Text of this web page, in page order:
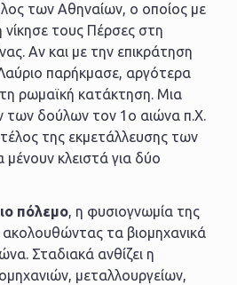
των Αθηναίων, ο οποίος με
τους Πέρσες στη
Αν και με την επικράτηση
παρήκμασε, αργότερα
ρωμαϊκή κατάκτηση. Μια
των δούλων τον 1ο αιώνα π.Χ.
της εκμετάλλευσης των
μένουν κλειστά για δύο
πόλεμο, η φυσιογνωμία της
ακολουθώντας τα βιομηχανικά
Σταδιακά ανθίζει η
μεταλλουργείων,